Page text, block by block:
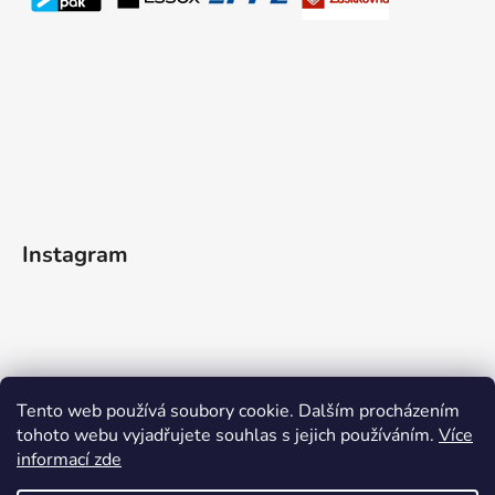
Tento web používá soubory cookie. Dalším procházením
tohoto webu vyjadřujete souhlas s jejich používáním. Více
informací zde
Instagram
Sledovat na Instagramu